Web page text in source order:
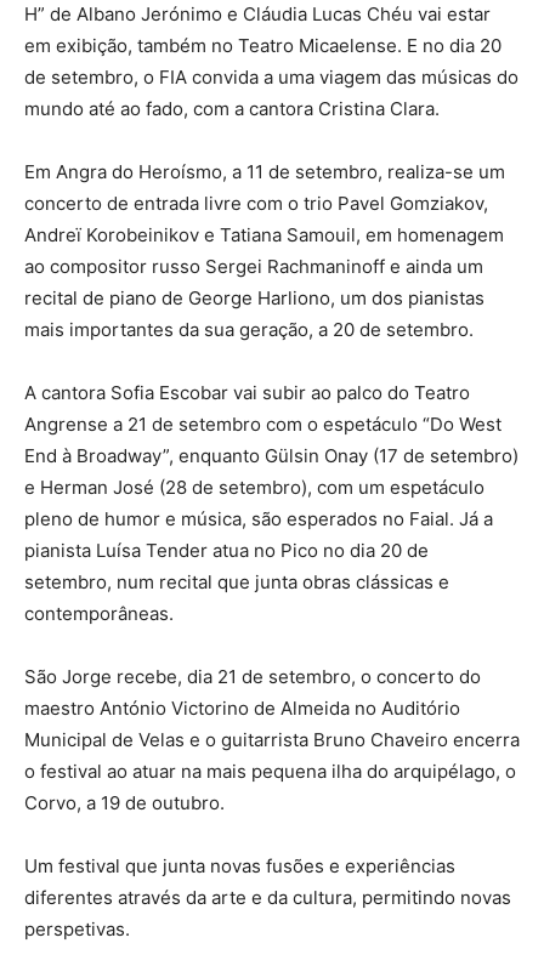
H” de Albano Jerónimo e Cláudia Lucas Chéu vai estar
em exibição, também no Teatro Micaelense. E no dia 20
de setembro, o FIA convida a uma viagem das músicas do
mundo até ao fado, com a cantora Cristina Clara.
Em Angra do Heroísmo, a 11 de setembro, realiza-se um
concerto de entrada livre com o trio Pavel Gomziakov,
Andreï Korobeinikov e Tatiana Samouil, em homenagem
ao compositor russo Sergei Rachmaninoff e ainda um
recital de piano de George Harliono, um dos pianistas
mais importantes da sua geração, a 20 de setembro.
A cantora Sofia Escobar vai subir ao palco do Teatro
Angrense a 21 de setembro com o espetáculo “Do West
End à Broadway”, enquanto Gülsin Onay (17 de setembro)
e Herman José (28 de setembro), com um espetáculo
pleno de humor e música, são esperados no Faial. Já a
pianista Luísa Tender atua no Pico no dia 20 de
setembro, num recital que junta obras clássicas e
contemporâneas.
São Jorge recebe, dia 21 de setembro, o concerto do
maestro António Victorino de Almeida no Auditório
Municipal de Velas e o guitarrista Bruno Chaveiro encerra
o festival ao atuar na mais pequena ilha do arquipélago, o
Corvo, a 19 de outubro.
Um festival que junta novas fusões e experiências
diferentes através da arte e da cultura, permitindo novas
perspetivas.